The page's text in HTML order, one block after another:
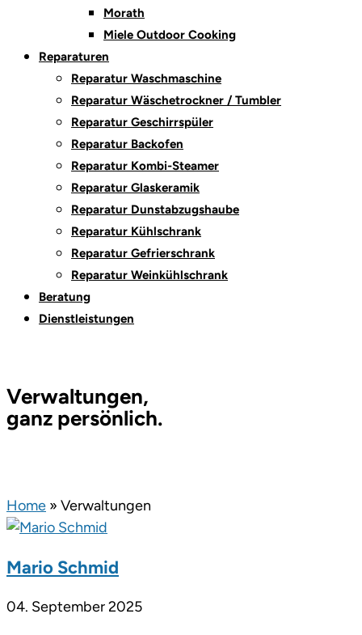
Morath
Miele Outdoor Cooking
Reparaturen
Reparatur Waschmaschine
Reparatur Wäschetrockner / Tumbler
Reparatur Geschirrspüler
Reparatur Backofen
Reparatur Kombi-Steamer
Reparatur Glaskeramik
Reparatur Dunstabzugshaube
Reparatur Kühlschrank
Reparatur Gefrierschrank
Reparatur Weinkühlschrank
Beratung
Dienstleistungen
Verwaltungen,
ganz persönlich.
Home » Verwaltungen
Mario Schmid
04. September 2025